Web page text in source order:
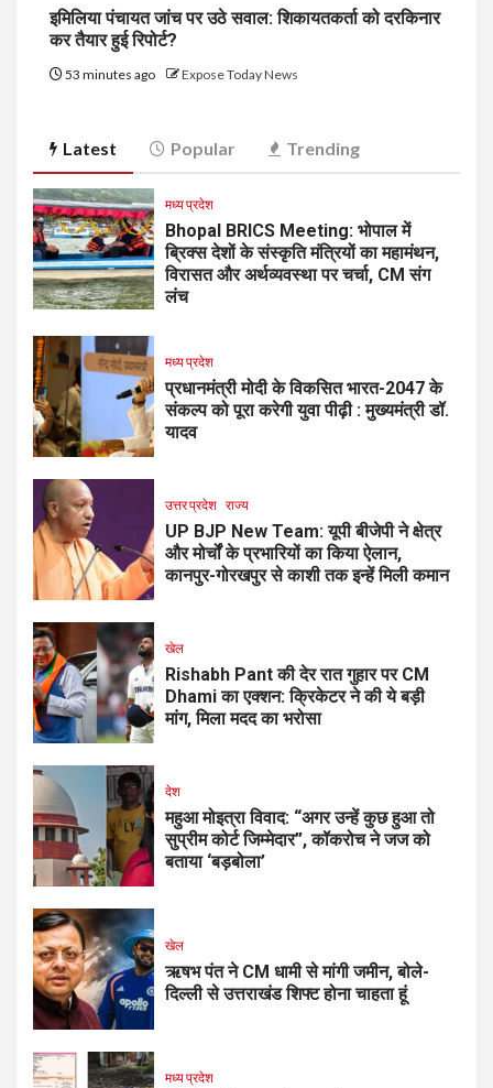
इमिलिया पंचायत जांच पर उठे सवाल: शिकायतकर्ता को दरकिनार
कर तैयार हुई रिपोर्ट?
53 minutes ago Expose Today News
Latest Popular Trending
मध्य प्रदेश
Bhopal BRICS Meeting: भोपाल में
ब्रिक्स देशों के संस्कृति मंत्रियों का महामंथन,
विरासत और अर्थव्यवस्था पर चर्चा, CM संग
लंच
मध्य प्रदेश
प्रधानमंत्री मोदी के विकसित भारत-2047 के
संकल्प को पूरा करेगी युवा पीढ़ी : मुख्यमंत्री डॉ.
यादव
उत्तर प्रदेश राज्य
UP BJP New Team: यूपी बीजेपी ने क्षेत्र
और मोर्चों के प्रभारियों का किया ऐलान,
कानपुर-गोरखपुर से काशी तक इन्हें मिली कमान
खेल
Rishabh Pant की देर रात गुहार पर CM
Dhami का एक्शन: क्रिकेटर ने की ये बड़ी
मांग, मिला मदद का भरोसा
देश
महुआ मोइत्रा विवाद: “अगर उन्हें कुछ हुआ तो
सुप्रीम कोर्ट जिम्मेदार”, कॉकरोच ने जज को
बताया ‘बड़बोला’
खेल
ऋषभ पंत ने CM धामी से मांगी जमीन, बोले-
दिल्ली से उत्तराखंड शिफ्ट होना चाहता हूं
मध्य प्रदेश